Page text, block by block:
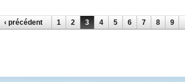
‹ précédent 1 2 3 4 5 6 7 8 9